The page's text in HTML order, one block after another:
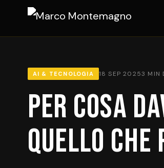
AI & TECNOLOGIA 18 SEP 20253 MIN
Per cosa
quello che